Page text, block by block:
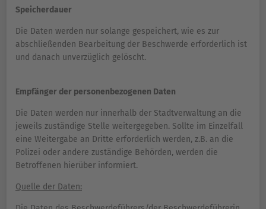
Speicherdauer
Die Daten werden nur solange gespeichert, wie es zur
abschließenden Bearbeitung der Beschwerde erforderlich ist
und danach unverzüglich gelöscht.
Empfänger der personenbezogenen Daten
Die Daten werden nur innerhalb der Stadtverwaltung an die
jeweils zuständige Stelle weitergegeben. Sollte im Einzelfall
eine Weitergabe an Dritte erforderlich werden, z.B. an die
Polizei oder andere zuständige Behörden, werden die
Betroffenen hierüber informiert.
Quelle der Daten: